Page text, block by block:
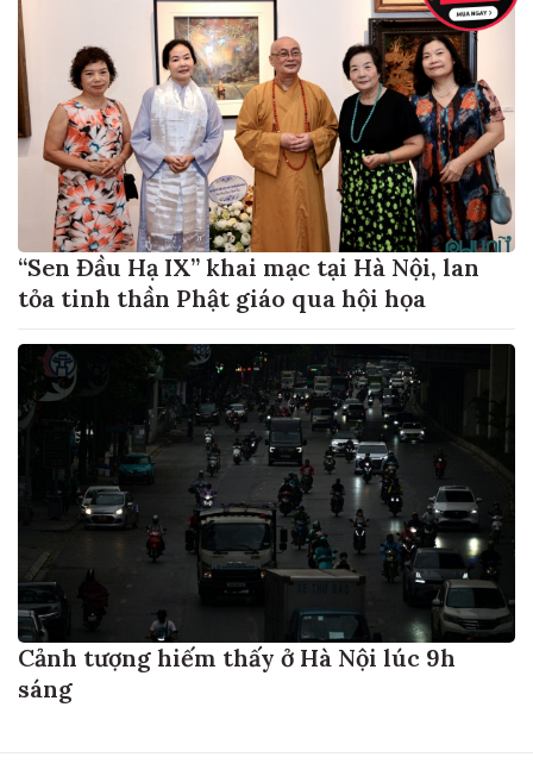
“Sen Đầu Hạ IX” khai mạc tại Hà Nội, lan
tỏa tinh thần Phật giáo qua hội họa
Cảnh tượng hiếm thấy ở Hà Nội lúc 9h
sáng